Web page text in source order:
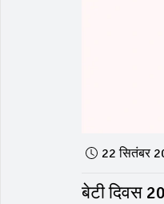
22 सितंबर
बेटी दिवस